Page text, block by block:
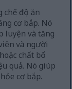
chế độ ăn
cơ bắp. Nó
luyện và tăng
và người
chất bổ
quả. Nó giúp
cơ bắp.